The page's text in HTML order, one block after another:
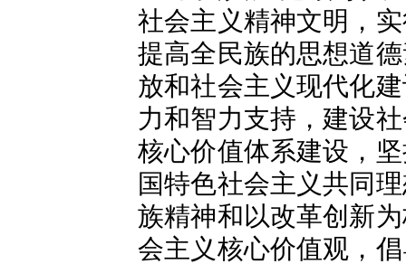
社会主义精神文明，
提高全民族的思想道
放和社会主义现代化
力和智力支持，建设
核心价值体系建设，
国特色社会主义共同
族精神和以改革创新
会主义核心价值观，